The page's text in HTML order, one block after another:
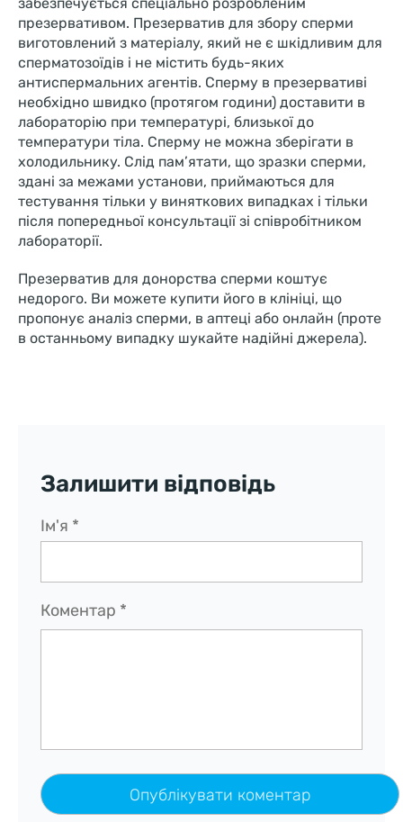
презервативом. Презерватив для збору сперми
виготовлений з матеріалу, який не є шкідливим для
сперматозоїдів і не містить будь-яких
антиспермальних агентів. Сперму в презервативі
необхідно швидко (протягом години) доставити в
лабораторію при температурі, близької до
температури тіла. Сперму не можна зберігати в
холодильнику. Слід пам’ятати, що зразки сперми,
здані за межами установи, приймаються для
тестування тільки у виняткових випадках і тільки
після попередньої консультації зі співробітником
лабораторії.
Презерватив для донорства сперми коштує
недорого. Ви можете купити його в клініці, що
пропонує аналіз сперми, в аптеці або онлайн (проте
в останньому випадку шукайте надійні джерела).
Залишити відповідь
Коментар *
Ім'я *